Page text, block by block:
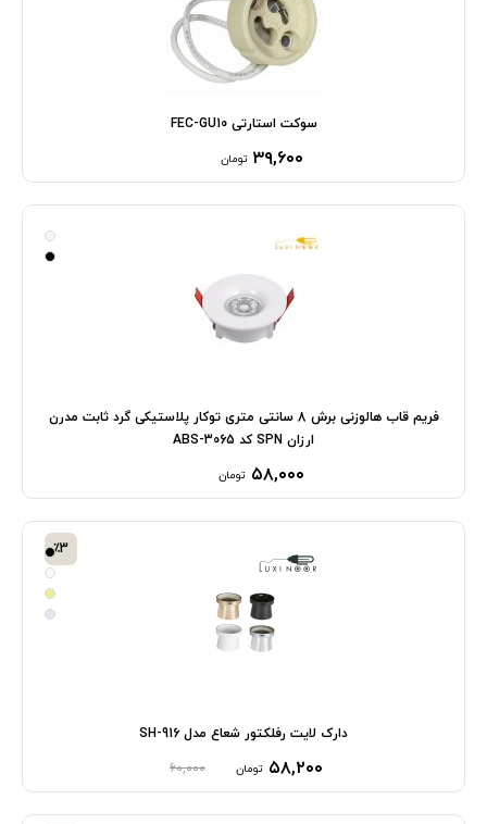
سوکت استارتی FEC-GU10
۳۹,۶۰۰ تومان
فریم قاب هالوزنی برش 8 سانتی متری توکار پلاستیکی گرد ثابت مدرن
ارزان SPN کد ABS-3065
۵۸,۰۰۰ تومان
دارک لایت رفلکتور شعاع مدل SH-916
۵۸,۲۰۰ تومان ۶۰,۰۰۰
٪3